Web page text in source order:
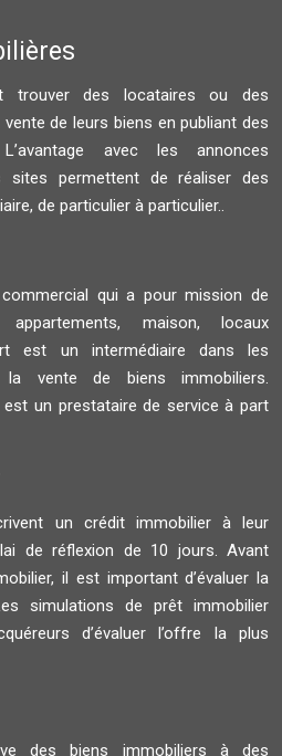
trouver des locataires ou des
de leurs biens en publiant des
avec les annonces
sites permettent de réaliser des
de particulier à particulier..
qui a pour mission de
maison, locaux
est un intermédiaire dans les
vente de biens immobiliers.
est un prestataire de service à part
un crédit immobilier à leur
de réflexion de 10 jours. Avant
il est important d’évaluer la
simulations de prêt immobilier
d’évaluer l’offre la plus
des biens immobiliers à des